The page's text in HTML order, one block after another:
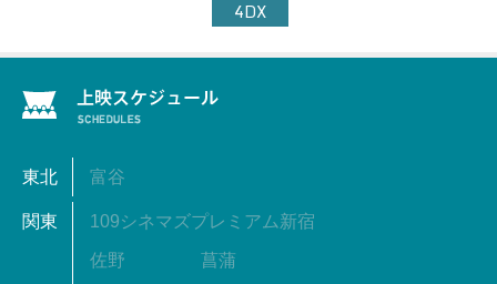
4DX
東北 富谷
関東 109シネマズプレミアム新宿
佐野 菖蒲